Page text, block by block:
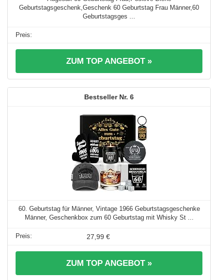
Geburtstagsgeschenk,Geschenk 60 Geburtstag Frau Männer,60
Geburtstagsges ...
ZUM TOP ANGEBOT »
6
60. Geburtstag für Männer, Vintage 1966 Geburtstagsgeschenke
Männer, Geschenkbox zum 60 Geburtstag mit Whisky St ...
27,99 €
ZUM TOP ANGEBOT »